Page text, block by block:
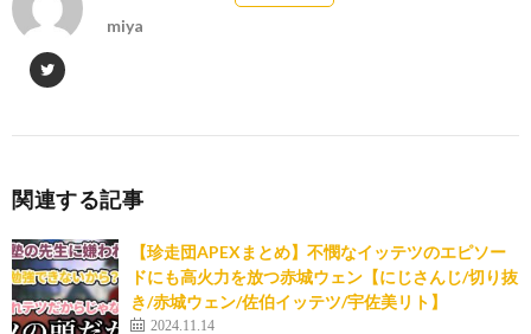
miya
関連する記事
【珍走団APEXまとめ】不憫なイッテツのエピソー
ドにも高火力を放つ赤城ウェン【にじさんじ/切り抜
き/赤城ウェン/佐伯イッテツ/宇佐美リト】
2024.11.14